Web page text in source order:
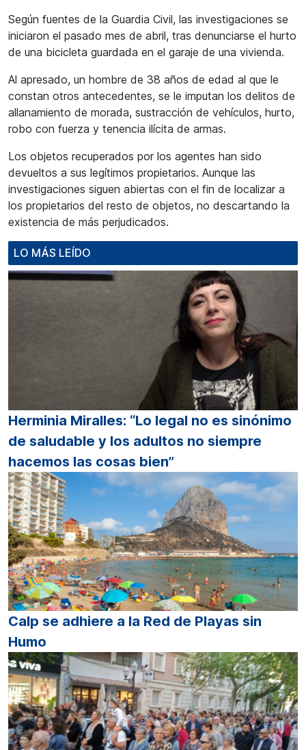
Según fuentes de la Guardia Civil, las investigaciones se
iniciaron el pasado mes de abril, tras denunciarse el hurto
de una bicicleta guardada en el garaje de una vivienda.
Al apresado, un hombre de 38 años de edad al que le
constan otros antecedentes, se le imputan los delitos de
allanamiento de morada, sustracción de vehículos, hurto,
robo con fuerza y tenencia ilícita de armas.
Los objetos recuperados por los agentes han sido
devueltos a sus legítimos propietarios. Aunque las
investigaciones siguen abiertas con el fin de localizar a
los propietarios del resto de objetos, no descartando la
existencia de más perjudicados.
LO MÁS LEÍDO
Herminia Miralles: “Lo legal no es sinónimo
de saludable y los adultos no siempre
hacemos las cosas bien”
Calp se adhiere a la Red de Playas sin
Humo